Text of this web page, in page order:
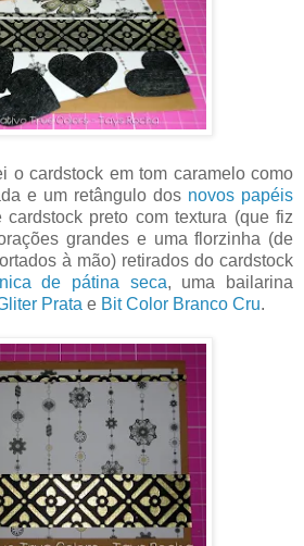
o cardstock em tom caramelo como
e um retângulo dos novos papéis
preto com textura (que fiz
grandes e uma florzinha (de
à mão) retirados do cardstock
de pátina seca, uma bailarina
Prata e Bit Color Branco Cru.